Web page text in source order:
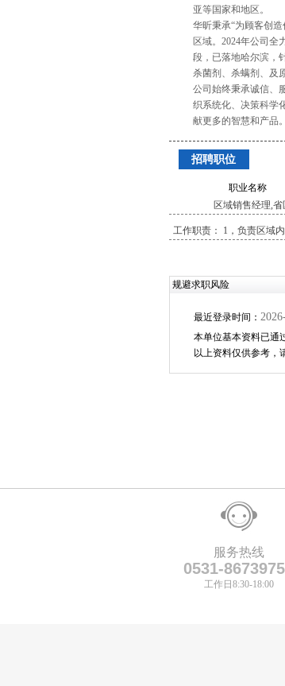
亚等国家和地区。
华昕秉承“为顾客创
区域。2024年公司
段，已落地哈尔滨，
杀菌剂、杀螨剂、及
公司始终秉承诚信、
织系统化、决策科学
献更多的智慧和产品。
招聘职位
职业名称
区域销售经理,省
工作职责： 1，负责区域
作； 3，协助客户（经销
区经理
规避求职风险
最近登录时间：
本单位基本资料已通
以上资料仅供参考，
服务热线
0531-
工作日8:30-18:00